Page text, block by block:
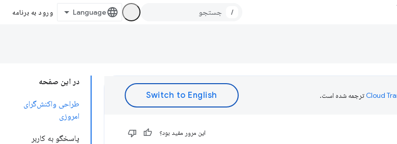
/ ورود به برنامه
در این صفحه
طراحی واکنش‌گرای
امروزی
پاسخگو به کاربر
ترجمه شده است.
این مرور مفید بود؟